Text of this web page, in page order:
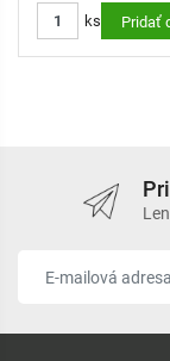
ks Pridať